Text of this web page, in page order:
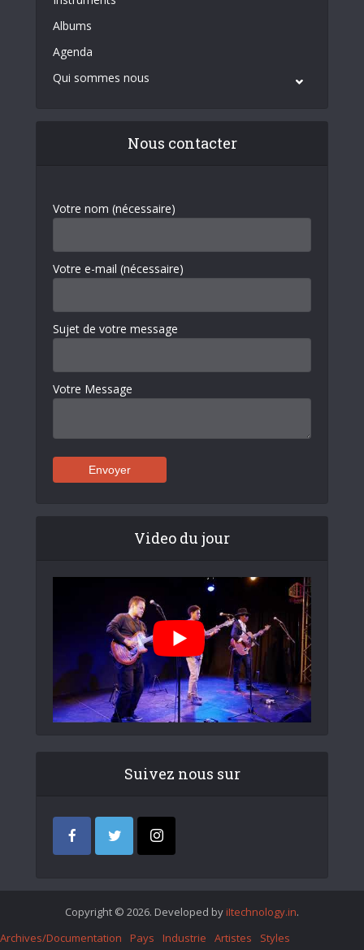
Albums
Agenda
Qui sommes nous
Nous contacter
Votre nom (nécessaire)
Votre e-mail (nécessaire)
Sujet de votre message
Votre Message
Video du jour
Suivez nous sur
Copyright © 2026. Developed by iItechnology.in.
Archives/Documentation
Pays Industrie Artistes
Styles